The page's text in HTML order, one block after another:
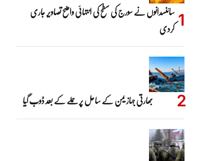
سائنسدانوں نے سورج کی سطح کی انتہائی واضح تصاویر جاری
کردی
بھارتی جہاز یمن کے ساحل پر حملے کے بعد ڈوب گیا